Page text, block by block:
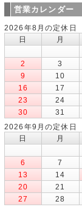
営業カレンダー
2026年8月の定休日
日
月
2
3
9
10
16
17
23
24
30
31
2026年9月の定休日
日
月
6
7
13
14
20
21
27
28